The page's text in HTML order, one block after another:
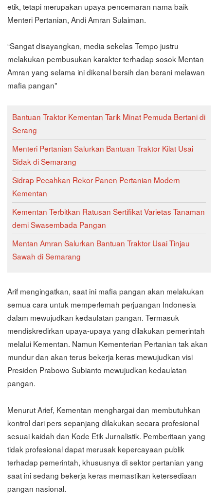
etik, tetapi merupakan upaya pencemaran nama baik
Menteri Pertanian, Andi Amran Sulaiman.
“Sangat disayangkan, media sekelas Tempo justru
melakukan pembusukan karakter terhadap sosok Mentan
Amran yang selama ini dikenal bersih dan berani melawan
mafia pangan"
Bantuan Traktor Kementan Tarik Minat Pemuda Bertani di
Serang
Menteri Pertanian Salurkan Bantuan Traktor Kilat Usai
Sidak di Semarang
Sidrap Pecahkan Rekor Panen Pertanian Modern
Kementan
Kementan Terbitkan Ratusan Sertifikat Varietas Tanaman
demi Swasembada Pangan
Mentan Amran Salurkan Bantuan Traktor Usai Tinjau
Sawah di Semarang
Arif mengingatkan, saat ini mafia pangan akan melakukan
semua cara untuk memperlemah perjuangan Indonesia
dalam mewujudkan kedaulatan pangan. Termasuk
mendiskredirkan upaya-upaya yang dilakukan pemerintah
melalui Kementan. Namun Kementerian Pertanian tak akan
mundur dan akan terus bekerja keras mewujudkan visi
Presiden Prabowo Subianto mewujudkan kedaulatan
pangan.
Menurut Arief, Kementan menghargai dan membutuhkan
kontrol dari pers sepanjang dilakukan secara profesional
sesuai kaidah dan Kode Etik Jurnalistik. Pemberitaan yang
tidak profesional dapat merusak kepercayaan publik
terhadap pemerintah, khususnya di sektor pertanian yang
saat ini sedang bekerja keras memastikan ketersediaan
pangan nasional.